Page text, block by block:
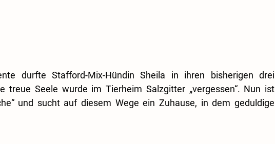
durfte Stafford-Mix-Hündin Sheila in ihren bisherigen drei
treue Seele wurde im Tierheim Salzgitter „vergessen“. Nun ist
und sucht auf diesem Wege ein Zuhause, in dem geduldige